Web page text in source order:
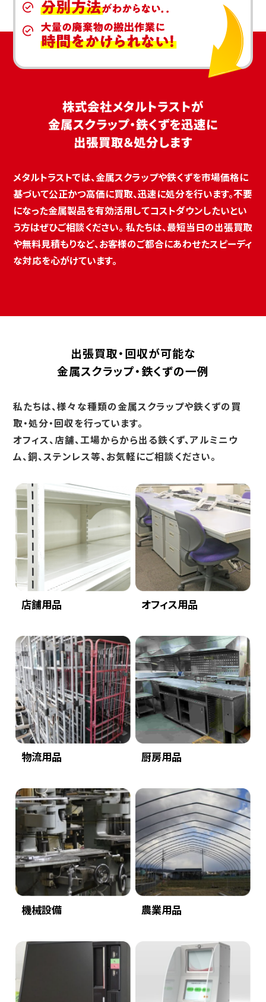
株式会社メタルトラストが
金属スクラップ・鉄くずを迅速に
出張買取＆処分します
メタルトラストでは、金属スクラップや鉄くずを市場価格に
基づいて公正かつ高価に買取、迅速に処分を行います。不要
になった金属製品を有効活用してコストダウンしたいとい
う方はぜひご相談ください。 私たちは、最短当日の出張買取
や無料見積もりなど、お客様のご都合にあわせたスピーディ
な対応を心がけています。
出張買取・回収が可能な
金属スクラップ・鉄くずの一例
私たちは、様々な種類の金属スクラップや鉄くずの買
取・処分・回収を行っています。
オフィス、店舗、工場からから出る鉄くず、アルミニウ
ム、銅、ステンレス等、お気軽にご相談ください。
店舗用品 オフィス用品
物流用品 厨房用品
機械設備 農業用品